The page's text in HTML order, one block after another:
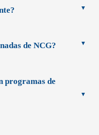
de NCG?
programas de